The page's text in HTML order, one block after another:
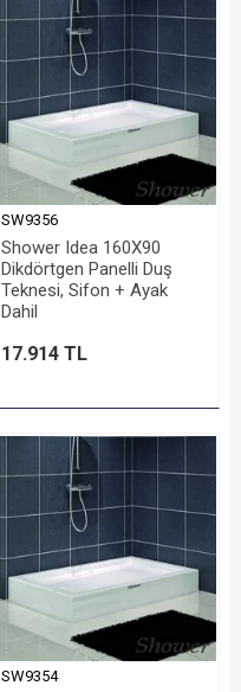
SW9356
Shower Idea 160X90
Dikdörtgen Panelli Duş
Teknesi, Sifon + Ayak
Dahil
17.914 TL
SW9354